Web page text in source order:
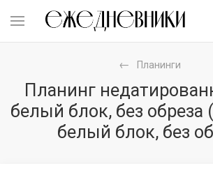
Планинги
Планинг
белый блок, без
белый блок, без